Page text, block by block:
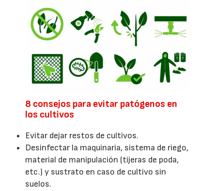
8 consejos para evitar patógenos en
los cultivos
Evitar dejar restos de cultivos.
Desinfectar la maquinaria, sistema de riego,
material de manipulación (tijeras de poda,
etc.) y sustrato en caso de cultivo sin
suelos.